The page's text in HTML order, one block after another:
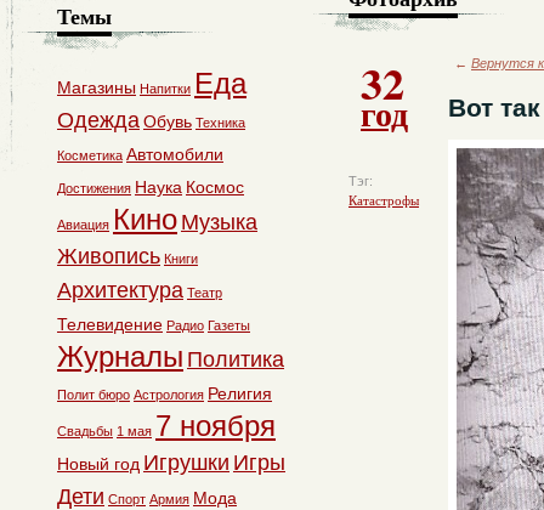
32
год
Тэг:
Катастрофы
← Вернутся
Вот
Темы
Магазины Напитки Еда
ОдеждаОбувь Техника
Косметика Автомобили
Достижения Наука Космос
Авиация Кино Музыка
Живопись Книги
Архитектура Театр
Телевидение Радио Газеты
Журналы Политика
Полит бюро Астрология Религия
Свадьбы 1 мая 7 ноября
Новый год Игрушки Игры
Дети Спорт Армия Мода